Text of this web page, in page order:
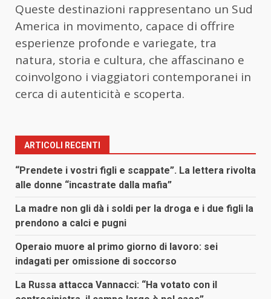
Queste destinazioni rappresentano un Sud
America in movimento, capace di offrire
esperienze profonde e variegate, tra
natura, storia e cultura, che affascinano e
coinvolgono i viaggiatori contemporanei in
cerca di autenticità e scoperta.
ARTICOLI RECENTI
“Prendete i vostri figli e scappate”. La lettera rivolta
alle donne “incastrate dalla mafia”
La madre non gli dà i soldi per la droga e i due figli la
prendono a calci e pugni
Operaio muore al primo giorno di lavoro: sei
indagati per omissione di soccorso
La Russa attacca Vannacci: “Ha votato con il